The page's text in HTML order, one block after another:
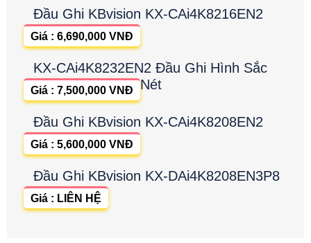
Đầu Ghi KBvision KX-CAi4K8216EN2
Giá : 6,690,000 VNĐ
KX-CAi4K8232EN2 Đầu Ghi Hình Sắc
Nét
Giá : 7,500,000 VNĐ
Đầu Ghi KBvision KX-CAi4K8208EN2
Giá : 5,600,000 VNĐ
Đầu Ghi KBvision KX-DAi4K8208EN3P8
Giá : LIÊN HỆ